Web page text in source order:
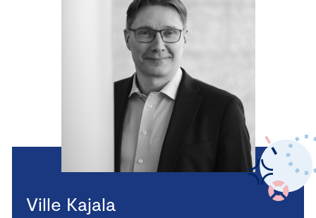
Ville Kajala